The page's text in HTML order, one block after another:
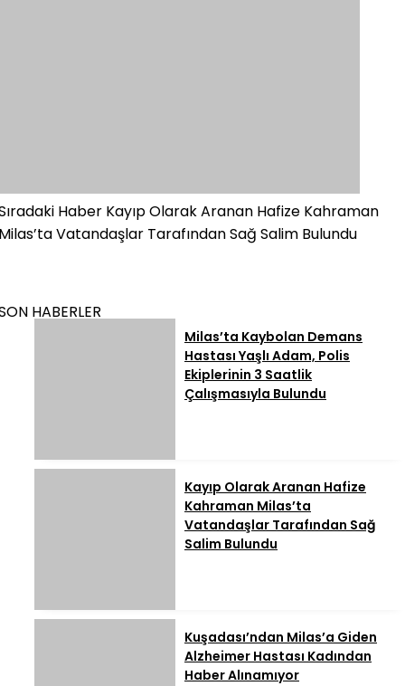
Haber Kayıp Olarak Aranan Hafize Kahraman
Vatandaşlar Tarafından Sağ Salim Bulundu
HABERLER
Milas’ta Kaybolan Demans
Hastası Yaşlı Adam, Polis
Ekiplerinin 3 Saatlik
Çalışmasıyla Bulundu
Kayıp Olarak Aranan Hafize
Kahraman Milas’ta
Vatandaşlar Tarafından Sağ
Salim Bulundu
Kuşadası’ndan Milas’a Giden
Alzheimer Hastası Kadından
Haber Alınamıyor